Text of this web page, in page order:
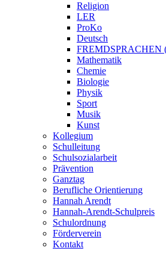
Religion
LER
ProKo
Deutsch
FREMDSPRACHEN
Mathematik
Chemie
Biologie
Physik
Sport
Musik
Kunst
Kollegium
Schulleitung
Schulsozialarbeit
Prävention
Ganztag
Berufliche Orientierung
Hannah Arendt
Hannah-Arendt-Schulpreis
Schulordnung
Förderverein
Kontakt